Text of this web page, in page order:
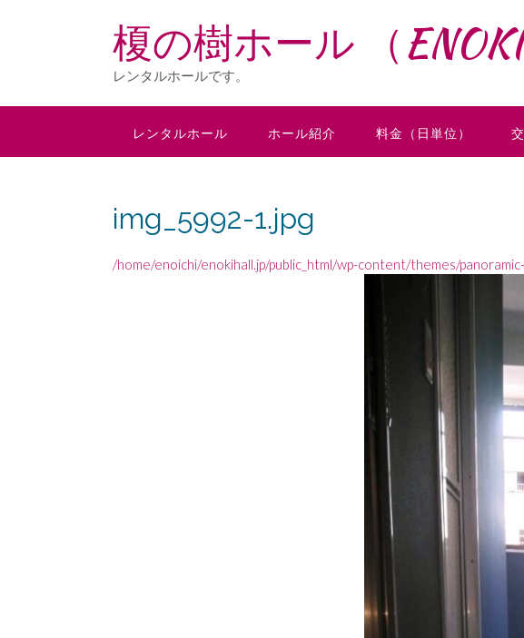
榎の樹ホール （
レンタルホールです。
レンタルホール ホール紹介 料金（日単位）
img_5992-1.jpg
/home/enoichi/enokihall.jp/public_html/wp-content/themes/